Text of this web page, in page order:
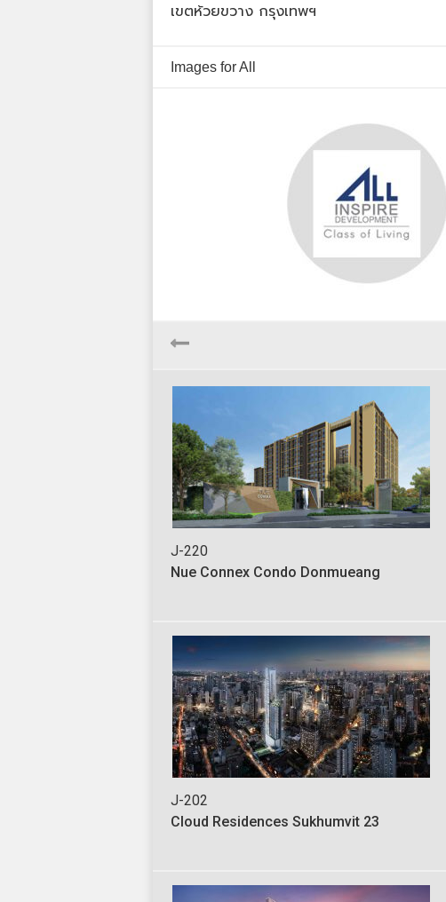
เขตห้วยขวาง กรุงเทพฯ
Images for All
J-220
Nue Connex Condo Donmueang
J-202
Cloud Residences Sukhumvit 23